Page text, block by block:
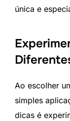
única e
Ao escolher
simples
dicas é